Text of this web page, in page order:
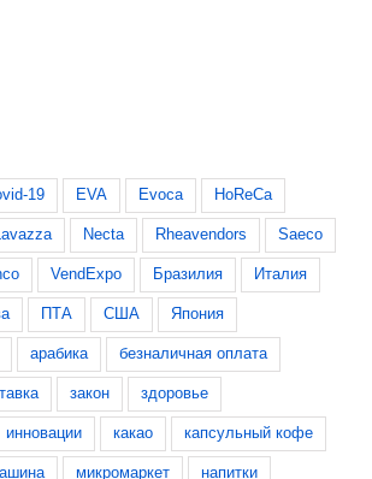
19 EVA Evoca HoReCa
Necta Rheavendors Saeco
VendExpo Бразилия Италия
ПТА США Япония
арабика безналичная оплата
закон здоровье
инновации какао капсульный кофе
микромаркет напитки